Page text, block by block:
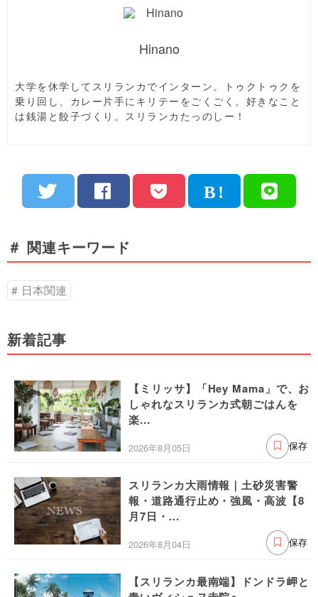
Hinano
大学を休学してスリランカでインターン。トゥクトゥクを
乗り回し、カレー片手にキリテーをごくごく。好きなこと
は銭湯と餃子づくり。スリランカたっのしー！
＃ 関連キーワード
日本関連
新着記事
【ミリッサ】「Hey Mama」で、お
しゃれなスリランカ式朝ごはんを
楽...
2026年8月05日 保存
スリランカ大雨情報｜土砂災害警
報・道路通行止め・強風・高波【8
月7日・...
2026年8月04日 保存
【スリランカ最南端】ドンドラ岬と